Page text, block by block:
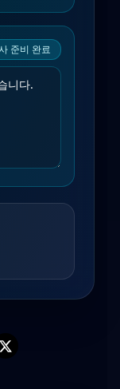
준비 완료